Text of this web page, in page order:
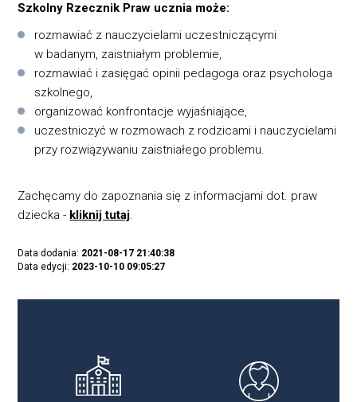
Szkolny Rzecznik Praw ucznia może:
rozmawiać z nauczycielami uczestniczącymi
w badanym, zaistniałym problemie,
rozmawiać i zasięgać opinii pedagoga oraz psychologa
szkolnego,
organizować konfrontacje wyjaśniające,
uczestniczyć w rozmowach z rodzicami i nauczycielami
przy rozwiązywaniu zaistniałego problemu.
Zachęcamy do zapoznania się z informacjami dot. praw
dziecka - kliknij tutaj.
Data dodania: 2021-08-17 21:40:38
Data edycji: 2023-10-10 09:05:27